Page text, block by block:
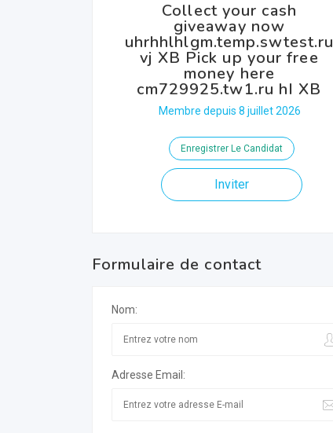
Collect your cash
giveaway now
uhrhhlhlgm.temp.swtest.ru
vj XB Pick up your free
money here
cm729925.tw1.ru hI XB
Membre depuis 8 juillet 2026
Enregistrer Le Candidat
Inviter
Formulaire de contact
Nom:
Adresse Email: